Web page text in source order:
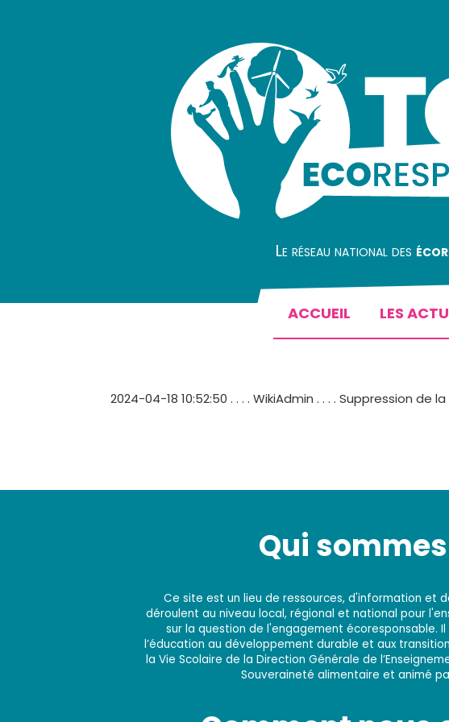
2024-04-18 10:52:50 . . . . WikiAdmin . . . . Suppression de
Le réseau national des
ACCUEIL LES
Qui
Ce site est un lieu de ressources, d'information et
déroulent au niveau local, régional et national pour
sur la question de l'engagement écoresponsable.
l’éducation au développement durable et aux
la Vie Scolaire de la Direction Générale de
Souveraineté alimentaire et animé